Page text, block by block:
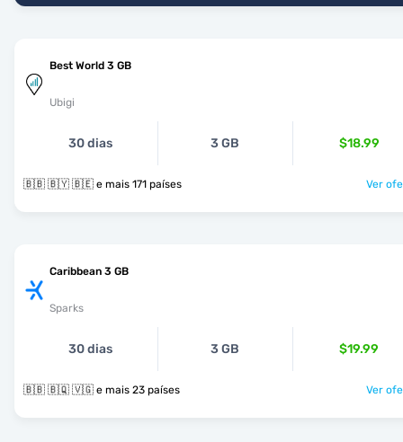
Best World 3 GB
Ubigi
30 dias 3 GB $18.99
🇧🇧 🇧🇾 🇧🇪 e mais 171 países Ver
Caribbean 3 GB
Sparks
30 dias 3 GB $19.99
🇧🇧 🇧🇶 🇻🇬 e mais 23 países Ver